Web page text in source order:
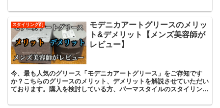
スタイリング剤
モデニカアートグリースのメリッ
ト&デメリット【メンズ美容師が
レビュー】
今、最も人気のグリース「モデニカアートグリース」をご存知です
か？こちらのグリースのメリット、デメリットを解説させていただい
ております。購入を検討している方、パーマスタイルのスタイリング